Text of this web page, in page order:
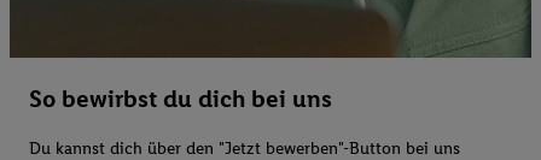
So bewirbst du dich bei uns
Du kannst dich über den "Jetzt bewerben"-Button bei uns